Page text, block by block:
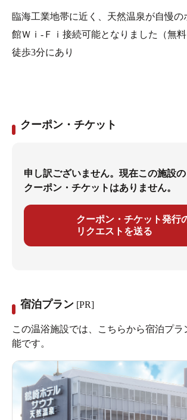
臨海工業地帯に近く、天然温泉が自慢の
館Ｗｉ-Ｆｉ接続可能となりました（無
徒歩3分にあり
クーポン・チケット
申し訳ございません。現在この施設の
クーポン・チケットはありません。
クーポン・チケット発行
リクエストを送る
宿泊プラン [PR]
この温浴施設では、こちらから宿泊プラ
能です。